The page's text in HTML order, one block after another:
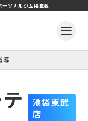
ーソナルジム掲載数
導
池袋東武
店